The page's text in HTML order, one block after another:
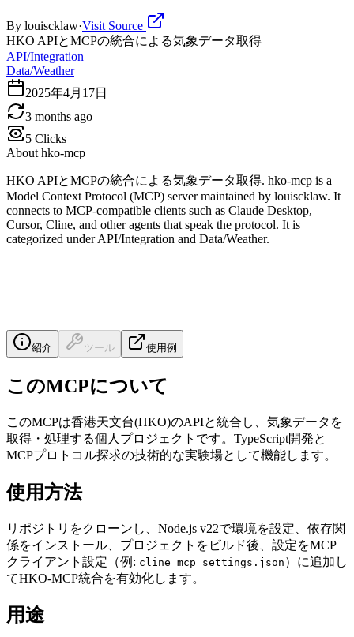
By louiscklaw·Visit Source
HKO APIとMCPの統合による気象データ取得
API/Integration
Data/Weather
2025年4月17日
3 months ago
5 Clicks
About hko-mcp
HKO APIとMCPの統合による気象データ取得. hko-mcp is a
Model Context Protocol (MCP) server maintained by louiscklaw. It
connects to MCP-compatible clients such as Claude Desktop,
Cursor, Cline, and other agents that speak the protocol. It is
categorized under API/Integration and Data/Weather.
紹介 ツール 使用例
このMCPについて
このMCPは香港天文台(HKO)のAPIと統合し、気象データを
取得・処理する個人プロジェクトです。TypeScript開発と
MCPプロトコル探求の技術的な実験場として機能します。
使用方法
リポジトリをクローンし、Node.js v22で環境を設定、依存関
係をインストール、プロジェクトをビルド後、設定をMCP
クライアント設定（例: cline_mcp_settings.json ）に追加し
てHKO-MCP統合を有効化します。
用途